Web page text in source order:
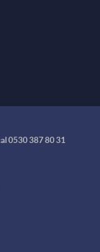
0530 387 80 31